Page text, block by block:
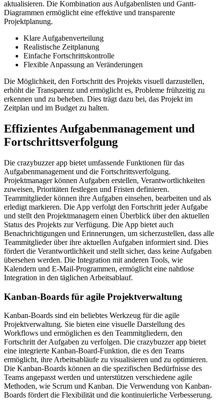
aktualisieren. Die Kombination aus Aufgabenlisten und Gantt-
Diagrammen ermöglicht eine effektive und transparente
Projektplanung.
Klare Aufgabenverteilung
Realistische Zeitplanung
Einfache Fortschrittskontrolle
Flexible Anpassung an Veränderungen
Die Möglichkeit, den Fortschritt des Projekts visuell darzustellen,
erhöht die Transparenz und ermöglicht es, Probleme frühzeitig zu
erkennen und zu beheben. Dies trägt dazu bei, das Projekt im
Zeitplan und im Budget zu halten.
Effizientes Aufgabenmanagement und
Fortschrittsverfolgung
Die crazybuzzer app bietet umfassende Funktionen für das
Aufgabenmanagement und die Fortschrittsverfolgung.
Projektmanager können Aufgaben erstellen, Verantwortlichkeiten
zuweisen, Prioritäten festlegen und Fristen definieren.
Teammitglieder können ihre Aufgaben einsehen, bearbeiten und als
erledigt markieren. Die App verfolgt den Fortschritt jeder Aufgabe
und stellt den Projektmanagern einen Überblick über den aktuellen
Status des Projekts zur Verfügung. Die App bietet auch
Benachrichtigungen und Erinnerungen, um sicherzustellen, dass alle
Teammitglieder über ihre aktuellen Aufgaben informiert sind. Dies
fördert die Verantwortlichkeit und stellt sicher, dass keine Aufgaben
übersehen werden. Die Integration mit anderen Tools, wie
Kalendern und E-Mail-Programmen, ermöglicht eine nahtlose
Integration in den täglichen Arbeitsablauf.
Kanban-Boards für agile Projektverwaltung
Kanban-Boards sind ein beliebtes Werkzeug für die agile
Projektverwaltung. Sie bieten eine visuelle Darstellung des
Workflows und ermöglichen es den Teammitgliedern, den
Fortschritt der Aufgaben zu verfolgen. Die crazybuzzer app bietet
eine integrierte Kanban-Board-Funktion, die es den Teams
ermöglicht, ihre Arbeitsabläufe zu visualisieren und zu optimieren.
Die Kanban-Boards können an die spezifischen Bedürfnisse des
Teams angepasst werden und unterstützen verschiedene agile
Methoden, wie Scrum und Kanban. Die Verwendung von Kanban-
Boards fördert die Flexibilität und die kontinuierliche Verbesserung.